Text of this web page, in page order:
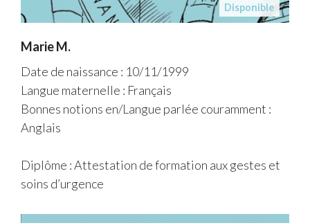
Disponible
Marie M.
Date de naissance : 10/11/1999
Langue maternelle : Français
Bonnes notions en/Langue parlée couramment :
Anglais
Diplôme : Attestation de formation aux gestes et
soins d’urgence